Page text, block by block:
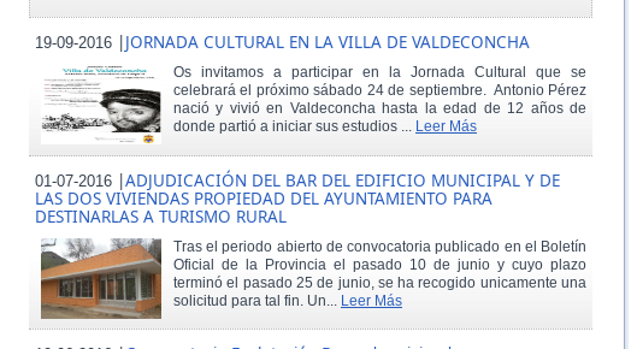
19-09-2016 |JORNADA CULTURAL EN LA VILLA DE VALDECONCHA
Os invitamos a participar en la Jornada Cultural que se
celebrará el próximo sábado 24 de septiembre. Antonio Pérez
nació y vivió en Valdeconcha hasta la edad de 12 años de
donde partió a iniciar sus estudios ... Leer Más
01-07-2016 |ADJUDICACIÓN DEL BAR DEL EDIFICIO MUNICIPAL Y DE
LAS DOS VIVIENDAS PROPIEDAD DEL AYUNTAMIENTO PARA
DESTINARLAS A TURISMO RURAL
Tras el periodo abierto de convocatoria publicado en el Boletín
Oficial de la Provincia el pasado 10 de junio y cuyo plazo
terminó el pasado 25 de junio, se ha recogido unicamente una
solicitud para tal fin. Un... Leer Más